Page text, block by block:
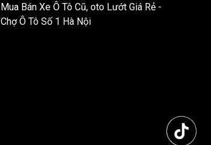
Mua Bán Xe Ô Tô Cũ, oto Lướt Giá Rẻ -
Chợ Ô Tô Số 1 Hà Nội